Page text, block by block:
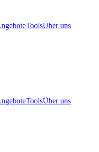
ToolsÜber uns
ToolsÜber uns